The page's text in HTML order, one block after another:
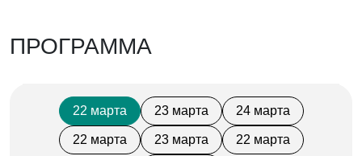
ПРОГРАММА
22 марта 23 марта 24 марта
22 марта 23 марта 22 марта